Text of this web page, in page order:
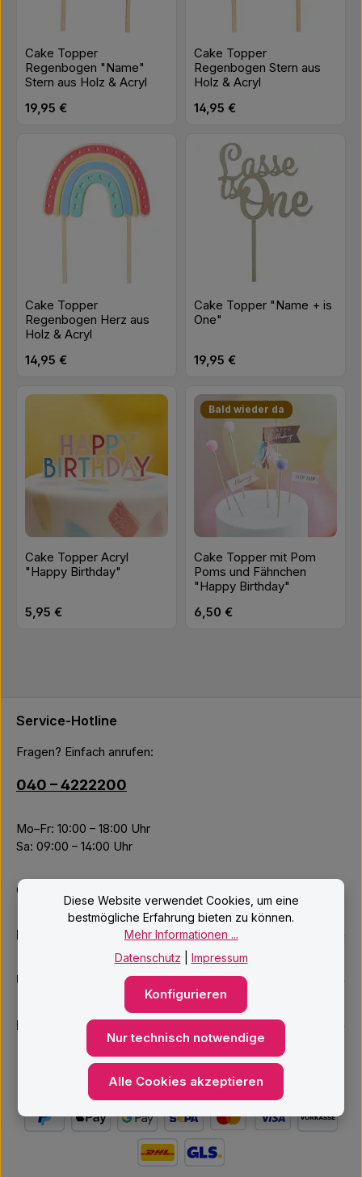
Cake Topper
Regenbogen "Name"
Stern aus Holz & Acryl
Regulärer Preis:
19,95 €
Cake Topper
Regenbogen Stern aus
Holz & Acryl
Regulärer Preis:
14,95 €
Cake Topper
Regenbogen Herz aus
Holz & Acryl
Regulärer Preis:
14,95 €
Cake Topper "Name + is
One"
Regulärer Preis:
19,95 €
Cake Topper Acryl
"Happy Birthday"
Regulärer Preis:
5,95 €
Bald wieder da
Cake Topper mit Pom
Poms und Fähnchen
"Happy Birthday"
Regulärer Preis:
6,50 €
Service-Hotline
Fragen? Einfach anrufen:
040 – 4222200
Mo–Fr: 10:00 – 18:00 Uhr
Sa: 09:00 – 14:00 Uhr
Oder über unser
Informationen
Unsere Services
Newsletter
Diese Website verwendet Cookies, um eine
bestmögliche Erfahrung bieten zu können.
Mehr Informationen ...
Datenschutz
Impressum
Nur technisch notwendige
Konfigurieren
Alle Cookies akzeptieren